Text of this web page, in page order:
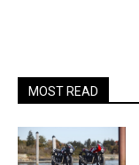
MOST READ